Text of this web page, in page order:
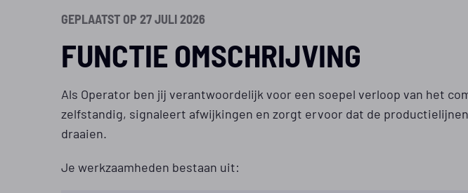
GEPLAATST OP 27 JULI 2026
FUNCTIE OMSCHRIJVING
Als Operator ben jij verantwoordelijk voor een soepel verloop van het
zelfstandig, signaleert afwijkingen en zorgt ervoor dat de
draaien.
Je werkzaamheden bestaan uit: